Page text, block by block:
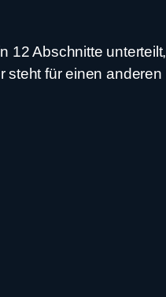
12 Abschnitte
steht für einen